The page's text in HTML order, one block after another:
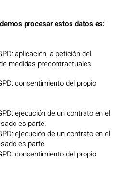
procesar estos datos es:
aplicación, a petición del
medidas precontractuales
consentimiento del propio
ejecución de un contrato en el
es parte.
ejecución de un contrato en el
es parte.
consentimiento del propio